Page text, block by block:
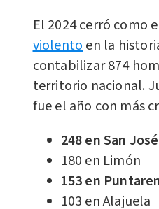
El 2024 cerró como
violentoen la
contabilizar 874
territorio nacional.
fue el año con más
248 en San José
180 en Limón
153 en
103 en Alajuela